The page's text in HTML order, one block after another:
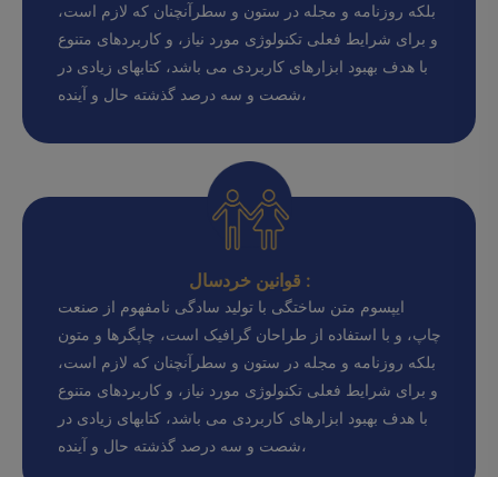
بلکه روزنامه و مجله در ستون و سطرآنچنان که لازم است،
و برای شرایط فعلی تکنولوژی مورد نیاز، و کاربردهای متنوع
با هدف بهبود ابزارهای کاربردی می باشد، کتابهای زیادی در
شصت و سه درصد گذشته حال و آینده،
قوانین خردسال :
ایپسوم متن ساختگی با تولید سادگی نامفهوم از صنعت
چاپ، و با استفاده از طراحان گرافیک است، چاپگرها و متون
بلکه روزنامه و مجله در ستون و سطرآنچنان که لازم است،
و برای شرایط فعلی تکنولوژی مورد نیاز، و کاربردهای متنوع
با هدف بهبود ابزارهای کاربردی می باشد، کتابهای زیادی در
شصت و سه درصد گذشته حال و آینده،